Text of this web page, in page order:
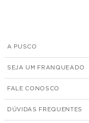
A PUSCO
SEJA UM FRANQUEADO
FALE CONOSCO
DÚVIDAS FREQUENTES